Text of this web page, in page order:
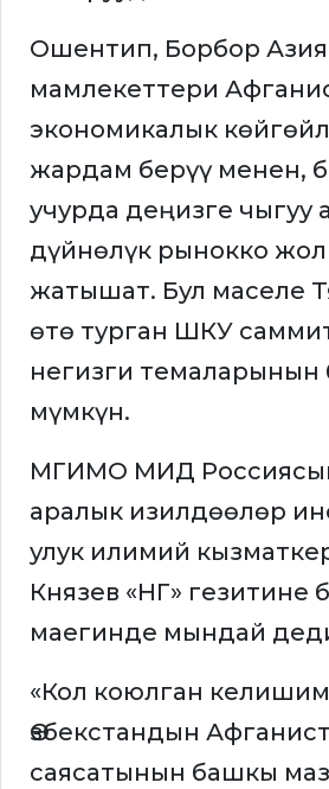
Ошентип, Борбор Азия
мамлекеттери
экономикалык
жардам берүү менен,
учурда деңизге чыгуу
дүйнөлүк рынокко
жатышат. Бул маселе
өтө турган ШКУ
негизги
мүмкүн.
МГИМО МИД
аралык изилдөөлөр
улук илимий
Князев «НГ» гезитине
маегинде мындай
«Кол коюлган
Өзбекстандын
саясатынын башкы